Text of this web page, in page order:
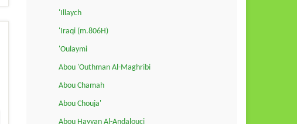
'Illaych
'Iraqi (m.806H)
'Oulaymi
Abou 'Outhman Al-Maghribi
Abou Chamah
Abou Chouja'
Abou Hayyan Al-Andalouçi